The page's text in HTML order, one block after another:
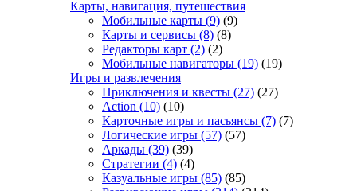
Карты, навигация, путешествия
Мобильные карты (9) (9)
Карты и сервисы (8) (8)
Редакторы карт (2) (2)
Мобильные навигаторы (19) (19)
Игры и развлечения
Приключения и квесты (27) (27)
Action (10) (10)
Карточные игры и пасьянсы (7) (7)
Логические игры (57) (57)
Аркады (39) (39)
Стратегии (4) (4)
Казуальные игры (85) (85)